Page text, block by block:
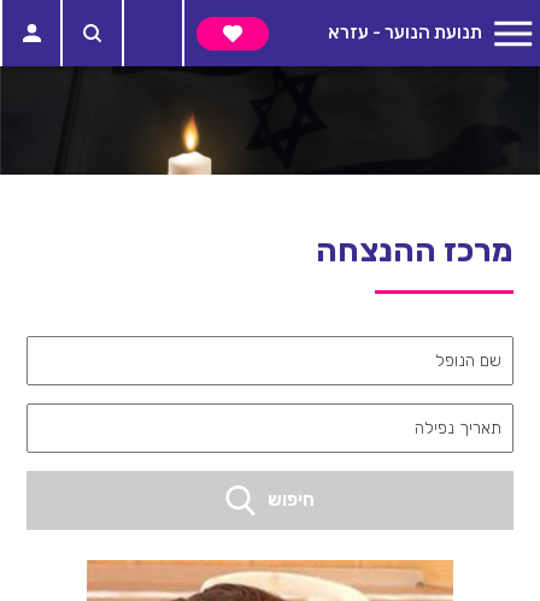
תנועת הנוער - עזרא
מרכז ההנצחה
שם הנופל
תאריך נפילה
חיפוש